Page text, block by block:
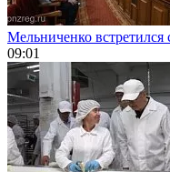
Мельниченко встретился
09:01